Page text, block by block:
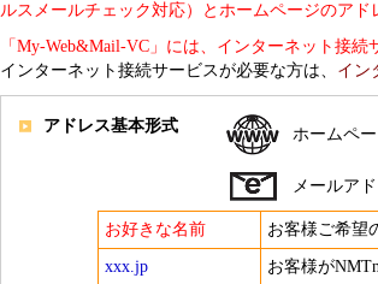
ルスメールチェック対応）とホームページのアド
「My-Web&Mail-VC」には、インターネット接
インターネット接続サービスが必要な方は、 イン
アドレス基本形式 ホームペ
メールア
お好きな名前 お客様ご希望
xxx.jp お客様が